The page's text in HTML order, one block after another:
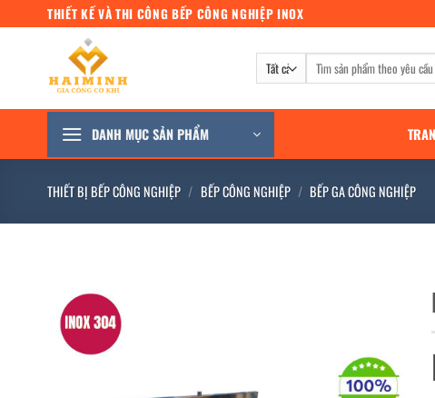
qua
THIẾT KẾ VÀ THI CÔNG BẾP CÔNG NGHIỆP INOX
Tìm
kiếm:
DANH MỤC SẢN PHẨM
THIẾT BỊ BẾP CÔNG NGHIỆP / BẾP CÔNG NGHIỆP / BẾP GA CÔNG NGHIỆP